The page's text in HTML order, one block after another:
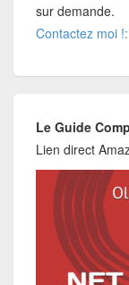
sur demande.
Contactez moi !:
Le Guide
Lien direct